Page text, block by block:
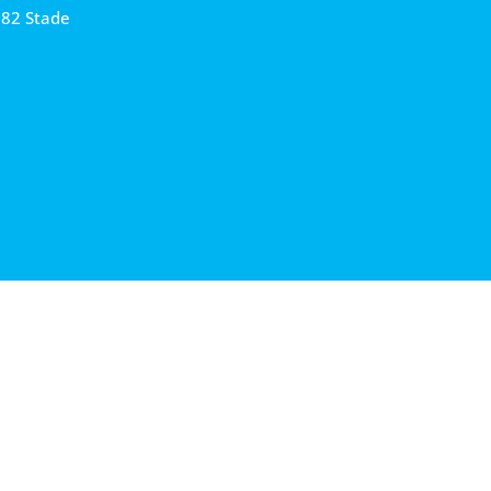
Stade